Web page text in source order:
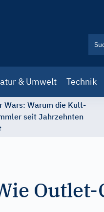
& Umwelt Technik
Wars: Warum die Kult-
seit Jahrzehnten